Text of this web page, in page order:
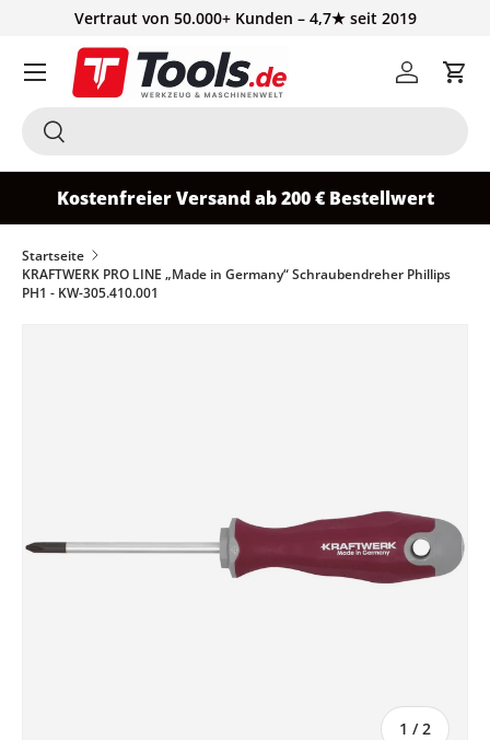
Vertraut von 50.000+ Kunden – 4,7★ seit 2019
Suchen
Suchen
Einloggen
Kostenfreier Versand ab 200 € Bestellwert
Startseite
KRAFTWERK PRO LINE „Made in Germany“ Schraubendreher Phillips
PH1 - KW-305.410.001
1 / von
2